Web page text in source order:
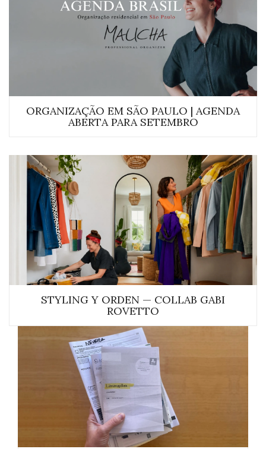
ORGANIZAÇÃO EM SÃO PAULO | AGENDA
ABERTA PARA SETEMBRO
STYLING Y ORDEN — COLLAB GABI
ROVETTO